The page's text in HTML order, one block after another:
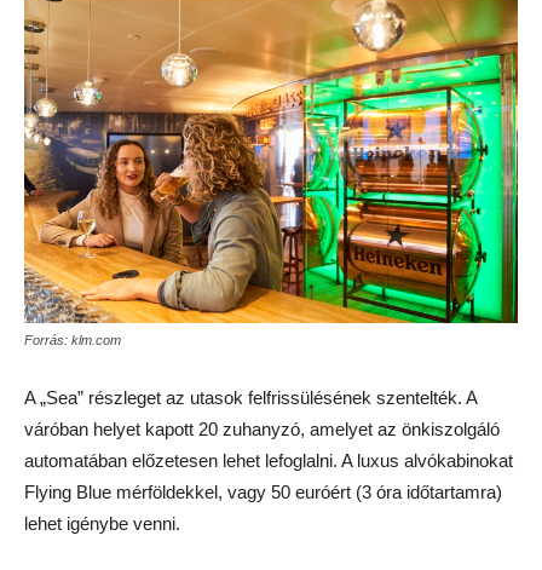
Forrás: klm.com
A „Sea” részleget az utasok felfrissülésének szentelték. A
váróban helyet kapott 20 zuhanyzó, amelyet az önkiszolgáló
automatában előzetesen lehet lefoglalni. A luxus alvókabinokat
Flying Blue mérföldekkel, vagy 50 euróért (3 óra időtartamra)
lehet igénybe venni.